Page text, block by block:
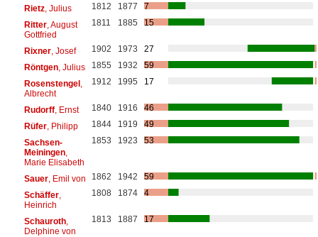
Rietz, Julius 1812 1877
7
Ritter, August
Gottfried
1811 1885 15
Rixner, Josef 1902 1973
27
Röntgen, Julius 1855 1932
59
Rosenstengel,
Albrecht
1912 1995 17
Rudorff, Ernst 1840 1916
46
Rüfer, Philipp 1844 1919
49
Sachsen-
Meiningen,
Marie Elisabeth
1853 1923 53
Sauer, Emil von 1862 1942
59
Schäffer,
Heinrich
1808 1874 4
Schauroth,
Delphine von
1813 1887 17